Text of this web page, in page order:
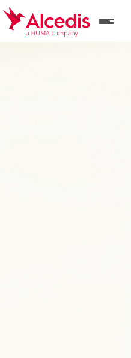
Direkt
zum
Inhalt